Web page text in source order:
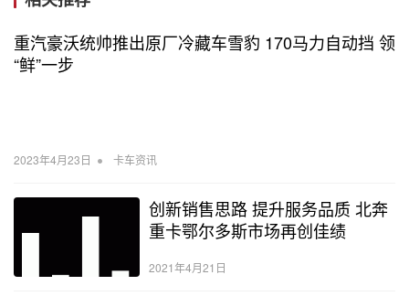
重汽豪沃统帅推出原厂冷藏车雪豹 170马力自动挡 领
“鲜”一步
2023年4月23日 • 卡车资讯
创新销售思路 提升服务品质 北奔
重卡鄂尔多斯市场再创佳绩
2021年4月21日